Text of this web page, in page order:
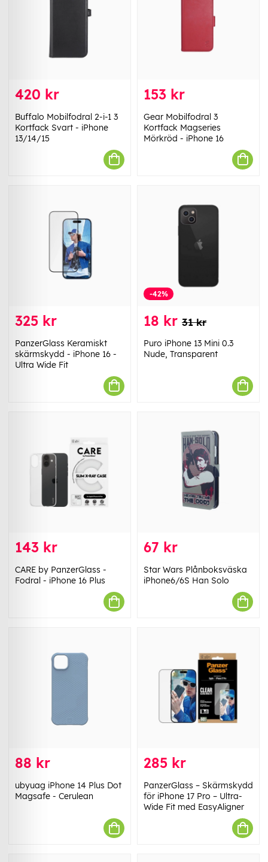
420 kr
Buffalo Mobilfodral 2-i-1 3
Kortfack Svart - iPhone
13/14/15
153 kr
Gear Mobilfodral 3
Kortfack Magseries
Mörkröd - iPhone 16
325 kr
PanzerGlass Keramiskt
skärmskydd - iPhone 16 -
Ultra Wide Fit
-42%
18 kr 31 kr
Puro iPhone 13 Mini 0.3
Nude, Transparent
143 kr
CARE by PanzerGlass -
Fodral - iPhone 16 Plus
67 kr
Star Wars Plånboksväska
iPhone6/6S Han Solo
88 kr
ubyuag iPhone 14 Plus Dot
Magsafe - Cerulean
285 kr
PanzerGlass – Skärmskydd
för iPhone 17 Pro – Ultra-
Wide Fit med EasyAligner